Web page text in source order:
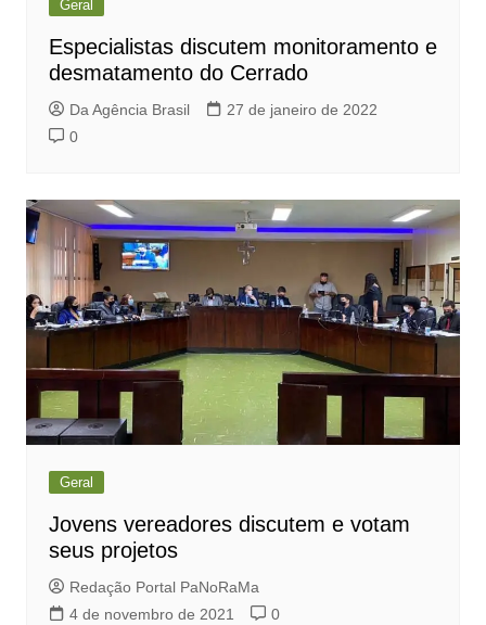
Geral
Especialistas discutem monitoramento e
desmatamento do Cerrado
Da Agência Brasil
27 de janeiro de 2022
0
Geral
Jovens vereadores discutem e votam
seus projetos
Redação Portal PaNoRaMa
4 de novembro de 2021
0